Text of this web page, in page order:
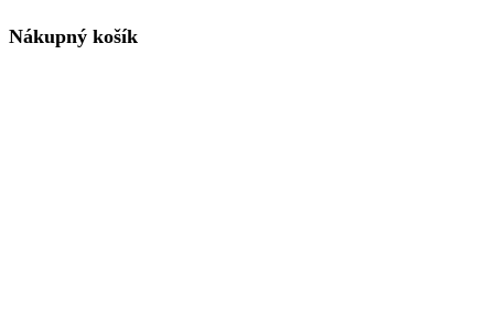
Nákupný košík